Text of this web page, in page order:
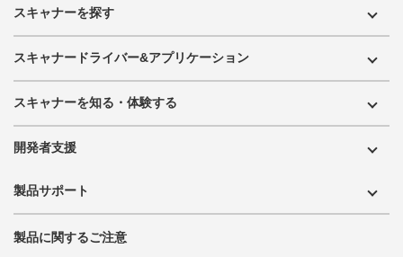
スキャナーを探す
スキャナードライバー&アプリケーション
スキャナーを知る・体験する
開発者支援
製品サポート
製品に関するご注意